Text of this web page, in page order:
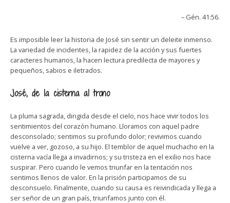
– Gén. 41:56.
Es imposible leer la historia de José sin sentir un deleite inmenso.
La variedad de incidentes, la rapidez de la acción y sus fuertes
caracteres humanos, la hacen lectura predilecta de mayores y
pequeños, sabios e iletrados.
José, de la cisterna al trono
La pluma sagrada, dirigida desde el cielo, nos hace vivir todos los
sentimientos del corazón humano. Lloramos con aquel padre
desconsolado; sentimos su profundo dolor; revivimos cuando
vuelve a ver, gozoso, a su hijo. El temblor de aquel muchacho en la
cisterna vacía llega a invadirnos; y su tristeza en el exilio nos hace
suspirar. Pero cuando le vemos triunfar en la tentación nos
sentimos llenos de valor. En la prisión participamos de su
desconsuelo. Finalmente, cuando su causa es reivindicada y llega a
ser señor de un gran país, triunfamos junto con él.